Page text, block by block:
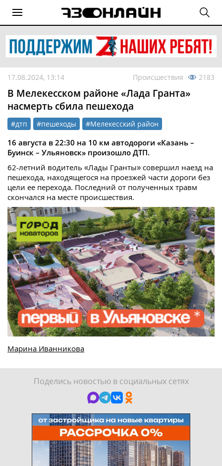
17.08.2024, 13:14 Происшествия 2183
В Мелекесском районе «Лада Гранта»
насмерть сбила пешехода
#дтп #пешеходы #Мелекесский район
16 августа в 22:30 на 10 км автодороги «Казань –
Буинск – Ульяновск» произошло ДТП.
62-летний водитель «Лады Гранты» совершил наезд на
пешехода, находящегося на проезжей части дороги без
цели ее перехода. Последний от полученных травм
скончался на месте происшествия.
Марина Иванникова
Поделись новостью в социальных сетях